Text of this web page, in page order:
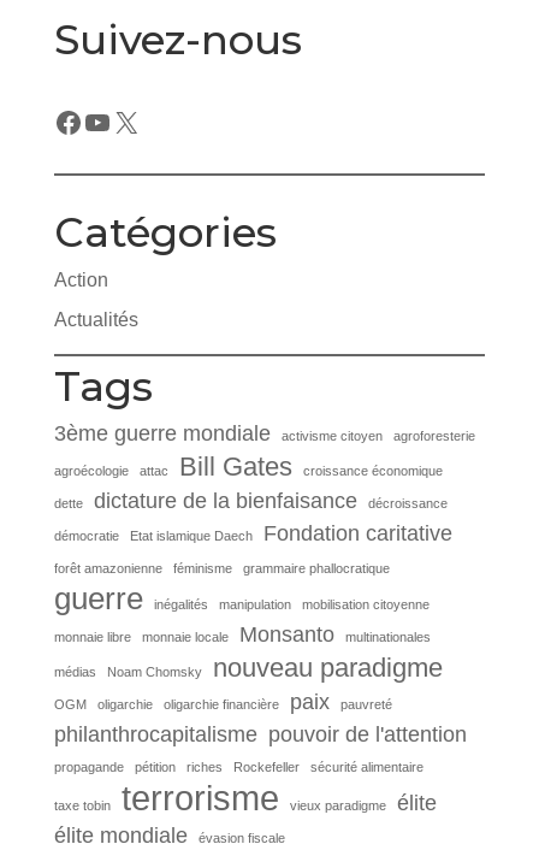
Suivez-nous
Facebook
YouTube
X
Catégories
Action
Actualités
Tags
3ème guerre mondiale activisme citoyen agroforesterie
agroécologie attac Bill Gates croissance économique
dette dictature de la bienfaisance décroissance
démocratie Etat islamique Daech Fondation caritative
forêt amazonienne féminisme grammaire phallocratique
guerre inégalités manipulation mobilisation citoyenne
monnaie libre monnaie locale Monsanto multinationales
médias Noam Chomsky nouveau paradigme
OGM oligarchie oligarchie financière paix pauvreté
philanthrocapitalisme pouvoir de l'attention
propagande pétition riches Rockefeller sécurité alimentaire
taxe tobin terrorisme vieux paradigme
élite
élite mondiale
évasion fiscale